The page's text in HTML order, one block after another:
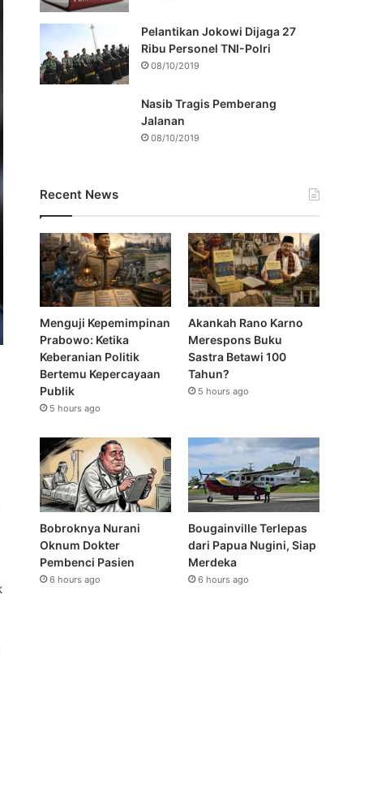
Pelantikan Jokowi Dijaga 27
Ribu Personel TNI-Polri
08/10/2019
Nasib Tragis Pemberang
Jalanan
08/10/2019
Recent News
Menguji Kepemimpinan
Prabowo: Ketika
Keberanian Politik
Bertemu Kepercayaan
Publik
5 hours ago
Akankah Rano Karno
Merespons Buku
Sastra Betawi 100
Tahun?
5 hours ago
Bobroknya Nurani
Oknum Dokter
Pembenci Pasien
6 hours ago
Bougainville Terlepas
dari Papua Nugini, Siap
Merdeka
6 hours ago